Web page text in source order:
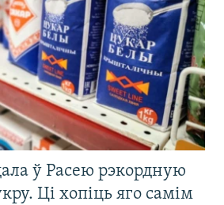
ў Расею рэкордную
Ці хопіць яго самім